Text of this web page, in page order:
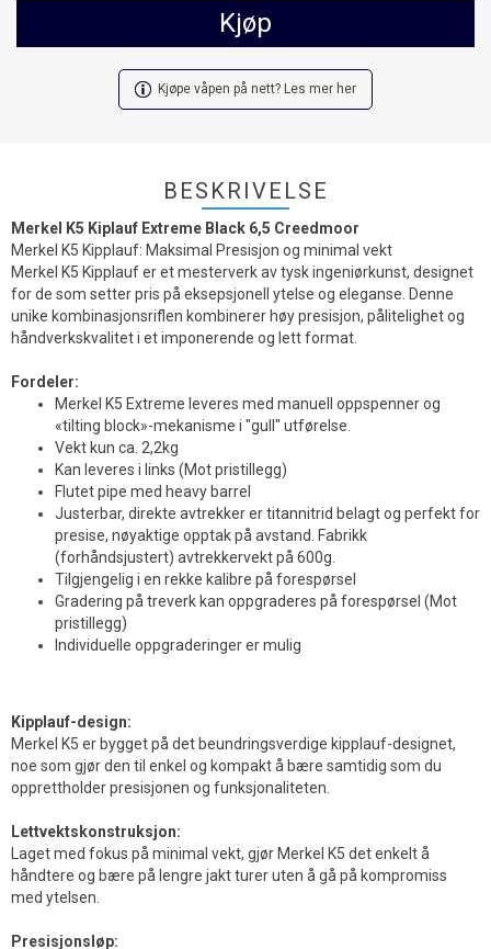
Kjøp
Kjøpe våpen på nett? Les mer her
BESKRIVELSE
Merkel K5 Kiplauf Extreme Black 6,5 Creedmoor
Merkel K5 Kipplauf: Maksimal Presisjon og minimal vekt
Merkel K5 Kipplauf er et mesterverk av tysk ingeniørkunst, designet
for de som setter pris på eksepsjonell ytelse og eleganse. Denne
unike kombinasjonsriflen kombinerer høy presisjon, pålitelighet og
håndverkskvalitet i et imponerende og lett format.
Fordeler:
Merkel K5 Extreme leveres med manuell oppspenner og
«tilting block»-mekanisme i "gull" utførelse.
Vekt kun ca. 2,2kg
Kan leveres i links (Mot pristillegg)
Flutet pipe med heavy barrel
Justerbar, direkte avtrekker er titannitrid belagt og perfekt for
presise, nøyaktige opptak på avstand. Fabrikk
(forhåndsjustert) avtrekkervekt på 600g.
Tilgjengelig i en rekke kalibre på forespørsel
Gradering på treverk kan oppgraderes på forespørsel (Mot
pristillegg)
Individuelle oppgraderinger er mulig
Kipplauf-design:
Merkel K5 er bygget på det beundringsverdige kipplauf-designet,
noe som gjør den til enkel og kompakt å bære samtidig som du
opprettholder presisjonen og funksjonaliteten.
Lettvektskonstruksjon:
Laget med fokus på minimal vekt, gjør Merkel K5 det enkelt å
håndtere og bære på lengre jakt turer uten å gå på kompromiss
med ytelsen.
Presisjonsløp: